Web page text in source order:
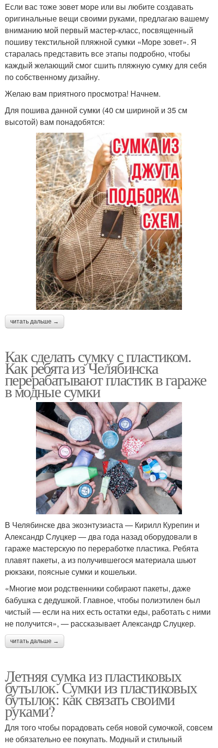
Если вас тоже зовет море или вы любите создавать
оригинальные вещи своими руками, предлагаю вашему
вниманию мой первый мастер-класс, посвященный
пошиву текстильной пляжной сумки «Море зовет». Я
старалась представить все этапы подробно, чтобы
каждый желающий смог сшить пляжную сумку для себя
по собственному дизайну.
Желаю вам приятного просмотра! Начнем.
Для пошива данной сумки (40 см шириной и 35 см
высотой) вам понадобятся:
читать дальше →
Как сделать сумку с пластиком.
Как ребята из Челябинска
перерабатывают пластик в гараже
в модные сумки
В Челябинске два экоэнтузиаста — Кирилл Курепин и
Александр Слуцкер — два года назад оборудовали в
гараже мастерскую по переработке пластика. Ребята
плавят пакеты, а из получившегося материала шьют
рюкзаки, поясные сумки и кошельки.
«Многие мои родственники собирают пакеты, даже
бабушка с дедушкой. Главное, чтобы полиэтилен был
чистый — если на них есть остатки еды, работать с ними
не получится», — рассказывает Александр Слуцкер.
читать дальше →
Летняя сумка из пластиковых
бутылок. Сумки из пластиковых
бутылок: как связать своими
руками?
Для того чтобы порадовать себя новой сумочкой, совсем
не обязательно ее покупать. Модный и стильный